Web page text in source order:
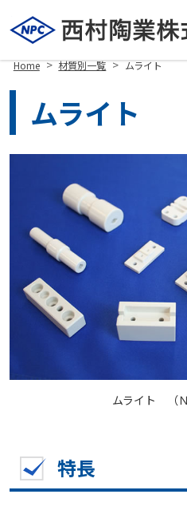
Home > 材質別一覧 > ムライト
ムライト
ムライト （Ｎ
特長
Site
Footer